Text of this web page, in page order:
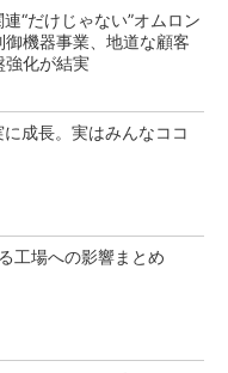
連“だけじゃない”オムロン
御機器事業、地道な顧客
強化が結実
成長。実はみんなココ
工場への影響まとめ